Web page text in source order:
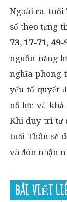
Ngoài ra, tuổi
số theo từng
73, 17-71, 49-
nguồn năng
nghĩa phong
yếu tố quyết
nỗ lực và khả
Khi duy trì tư
tuổi Thân sẽ
và đón nhận
BÀI VIẾT